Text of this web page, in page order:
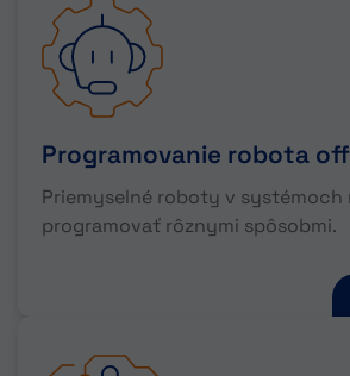
Programovanie robota
Priemyselné roboty v systémoch
programovať rôznymi spôsobmi.